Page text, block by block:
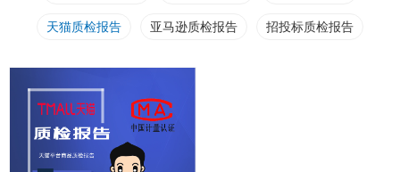
天猫质检报告 亚马逊质检报告 招投标质检报告